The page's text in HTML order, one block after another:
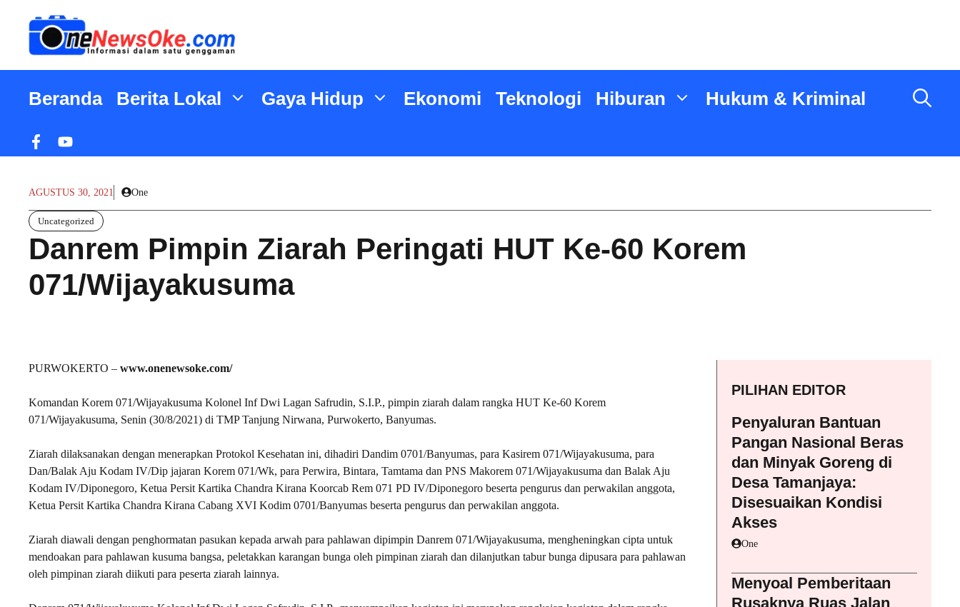
Beranda Berita Lokal Gaya Hidup Ekonomi Teknologi Hiburan Hukum & Kriminal
AGUSTUS 30, 2021 One
Uncategorized
Danrem Pimpin Ziarah Peringati HUT Ke-60 Korem
071/Wijayakusuma
PURWOKERTO – www.onenewsoke.com/
Komandan Korem 071/Wijayakusuma Kolonel Inf Dwi Lagan Safrudin, S.I.P., pimpin ziarah dalam rangka HUT Ke-60 Korem
071/Wijayakusuma, Senin (30/8/2021) di TMP Tanjung Nirwana, Purwokerto, Banyumas.
Ziarah dilaksanakan dengan menerapkan Protokol Kesehatan ini, dihadiri Dandim 0701/Banyumas, para Kasirem 071/Wijayakusuma, para
Dan/Balak Aju Kodam IV/Dip jajaran Korem 071/Wk, para Perwira, Bintara, Tamtama dan PNS Makorem 071/Wijayakusuma dan Balak Aju
Kodam IV/Diponegoro, Ketua Persit Kartika Chandra Kirana Koorcab Rem 071 PD IV/Diponegoro beserta pengurus dan perwakilan anggota,
Ketua Persit Kartika Chandra Kirana Cabang XVI Kodim 0701/Banyumas beserta pengurus dan perwakilan anggota.
Ziarah diawali dengan penghormatan pasukan kepada arwah para pahlawan dipimpin Danrem 071/Wijayakusuma, mengheningkan cipta untuk
mendoakan para pahlawan kusuma bangsa, peletakkan karangan bunga oleh pimpinan ziarah dan dilanjutkan tabur bunga dipusara para pahlawan
oleh pimpinan ziarah diikuti para peserta ziarah lainnya.
PILIHAN EDITOR
Penyaluran Bantuan
Pangan Nasional Beras
dan Minyak Goreng di
Desa Tamanjaya:
Disesuaikan Kondisi
Akses
One
Menyoal Pemberitaan
Rusaknya Ruas Jalan